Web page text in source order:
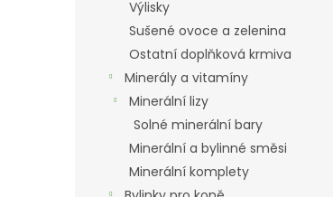
Výlisky
Sušené ovoce a zelenina
Ostatní doplňková krmiva
Minerály a vitamíny
Minerální lizy
Solné minerální bary
Minerální a bylinné směsi
Minerální komplety